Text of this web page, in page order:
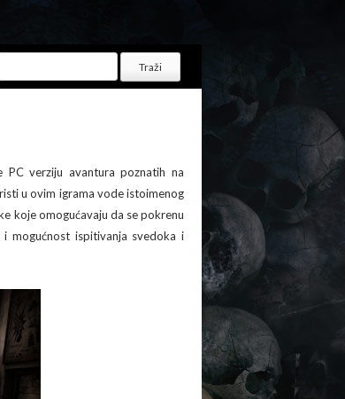
PC verziju avantura poznatih na
u ovim igrama vode istoimenog
koje omogućavaju da se pokrenu
mogućnost ispitivanja svedoka i